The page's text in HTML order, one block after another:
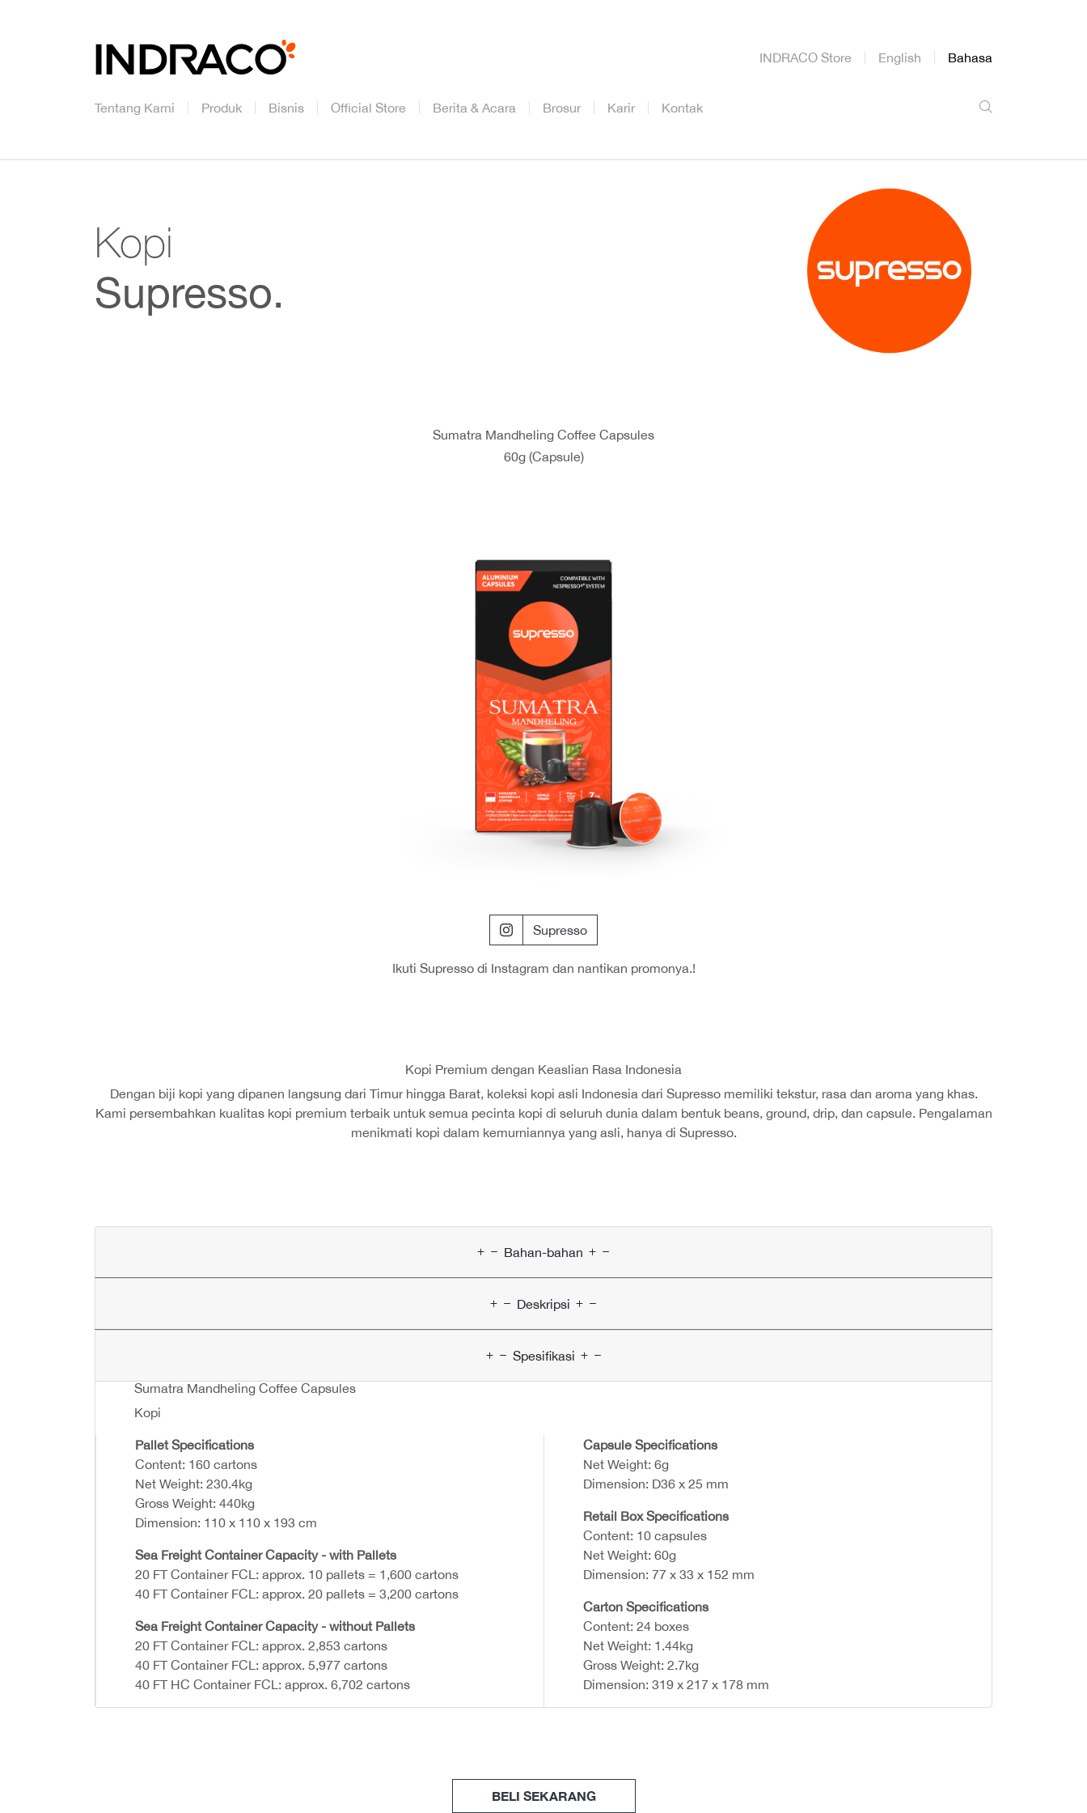
INDRACO Store English Bahasa
Tentang Kami Produk Bisnis Official Store Berita & Acara Brosur Karir Kontak
Kopi
Supresso.
Sumatra Mandheling Coffee Capsules
60g (Capsule)
Supresso
Ikuti Supresso di Instagram dan nantikan promonya.!
Kopi Premium dengan Keaslian Rasa Indonesia
Dengan biji kopi yang dipanen langsung dari Timur hingga Barat, koleksi kopi asli Indonesia dari Supresso memiliki tekstur, rasa dan aroma yang khas.
Kami persembahkan kualitas kopi premium terbaik untuk semua pecinta kopi di seluruh dunia dalam bentuk beans, ground, drip, dan capsule. Pengalaman
menikmati kopi dalam kemurniannya yang asli, hanya di Supresso.
Bahan-bahan
Deskripsi
Spesifikasi
Sumatra Mandheling Coffee Capsules
Kopi
Pallet Specifications
Content: 160 cartons
Net Weight: 230.4kg
Gross Weight: 440kg
Dimension: 110 x 110 x 193 cm
Sea Freight Container Capacity - with Pallets
20 FT Container FCL: approx. 10 pallets = 1,600 cartons
40 FT Container FCL: approx. 20 pallets = 3,200 cartons
Sea Freight Container Capacity - without Pallets
20 FT Container FCL: approx. 2,853 cartons
40 FT Container FCL: approx. 5,977 cartons
40 FT HC Container FCL: approx. 6,702 cartons
Capsule Specifications
Net Weight: 6g
Dimension: D36 x 25 mm
Retail Box Specifications
Content: 10 capsules
Net Weight: 60g
Dimension: 77 x 33 x 152 mm
Carton Specifications
Content: 24 boxes
Net Weight: 1.44kg
Gross Weight: 2.7kg
Dimension: 319 x 217 x 178 mm
BELI SEKARANG